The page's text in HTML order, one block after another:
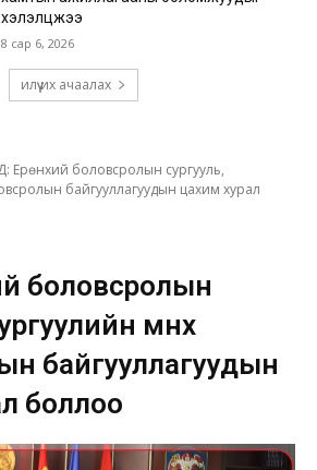
хэлэлцжээ
8 сар 6, 2026
илүү их ачаалах